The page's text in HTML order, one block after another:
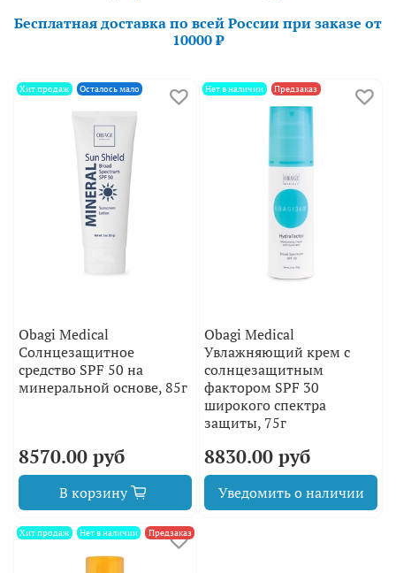
Бесплатная доставка по всей России при заказе от
10000 ₽
Хит продаж Осталось мало
Obagi Medical
Солнцезащитное
средство SPF 50 на
минеральной основе, 85г
8570.00 руб
В корзину
Нет в наличии Предзаказ
Obagi Medical
Увлажняющий крем с
солнцезащитным
фактором SPF 30
широкого спектра
защиты, 75г
8830.00 руб
Уведомить о наличии
Хит продаж Нет в наличии Предзаказ